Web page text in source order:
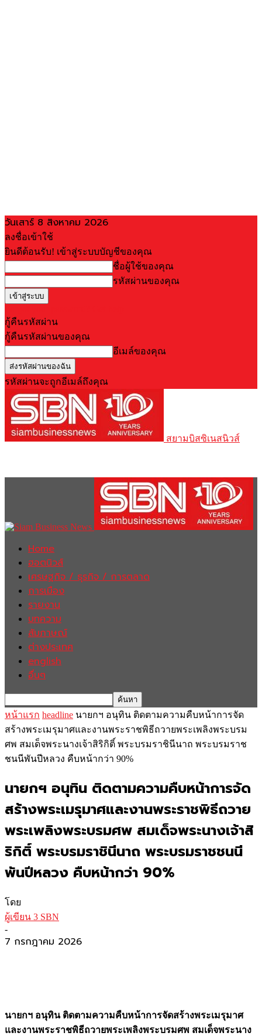
วันเสาร์ 8 สิงหาคม 2026
ลงชื่อเข้าใช้
ยินดีต้อนรับ! เข้าสู่ระบบบัญชีของคุณ
ชื่อผู้ใช้ของคุณ
รหัสผ่านของคุณ
กู้คืนรหัสผ่าน
กู้คืนรหัสผ่านของคุณ
อีเมล์ของคุณ
รหัสผ่านจะถูกอีเมล์ถึงคุณ
สยามบิสซิเนสนิวส์
Home
ฮอตนิวส์
เศรษฐกิจ / ธุรกิจ / การตลาด
การเมือง
รายงาน
บทความ
สัมภาษณ์
ต่างประเทศ
english
อื่นๆ
หน้าแรก headline นายกฯ อนุทิน ติดตามความคืบหน้าการจัด
สร้างพระเมรุมาศและงานพระราชพิธีถวายพระเพลิงพระบรม
ศพ สมเด็จพระนางเจ้าสิริกิติ์ พระบรมราชินีนาถ พระบรมราช
ชนนีพันปีหลวง คืบหน้ากว่า 90%
นายกฯ อนุทิน ติดตามความคืบหน้าการจัด
สร้างพระเมรุมาศและงานพระราชพิธีถวาย
พระเพลิงพระบรมศพ สมเด็จพระนางเจ้าสิ
ริกิติ์ พระบรมราชินีนาถ พระบรมราชชนนี
พันปีหลวง คืบหน้ากว่า 90%
โดย
ผู้เขียน 3 SBN
-
7 กรกฎาคม 2026
นายกฯ อนุทิน ติดตามความคืบหน้าการจัดสร้างพระเมรุมาศ
และงานพระราชพิธีถวายพระเพลิงพระบรมศพ สมเด็จพระนาง